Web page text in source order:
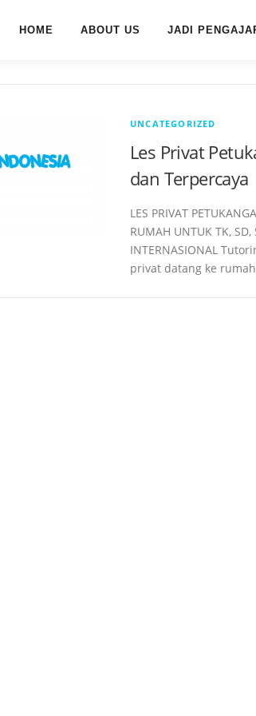
HOME ABOUT US JADI
UNCATEGORIZED
Les Privat
dan Terpercaya
LES PRIVAT
RUMAH UNTUK TK,
INTERNASIONAL
privat datang ke